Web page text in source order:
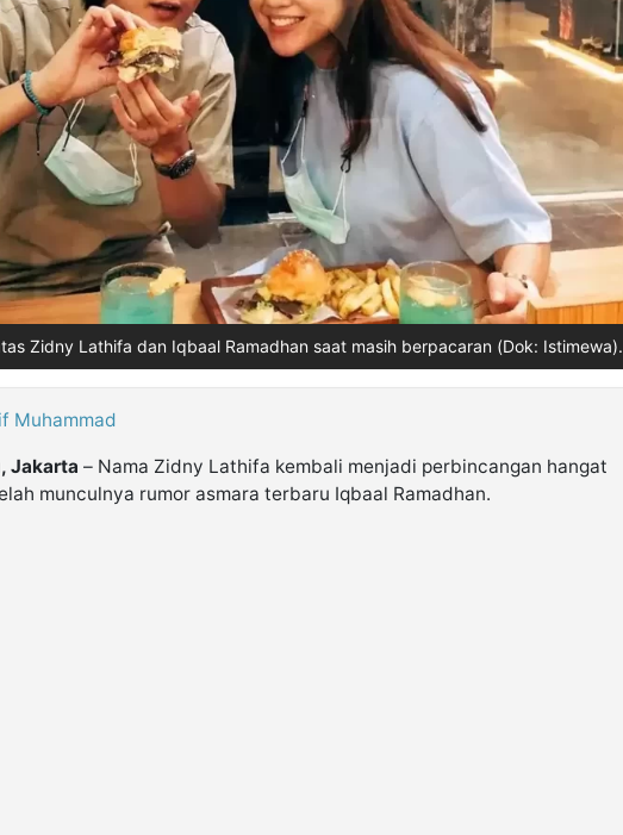
Zidny Lathifa dan Iqbaal Ramadhan saat masih berpacaran (Dok: Istimewa).
Muhammad
Jakarta – Nama Zidny Lathifa kembali menjadi perbincangan hangat
munculnya rumor asmara terbaru Iqbaal Ramadhan.